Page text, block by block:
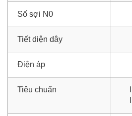
Số sợi N0
Tiết diện dây
Điện áp
Tiêu chuẩn